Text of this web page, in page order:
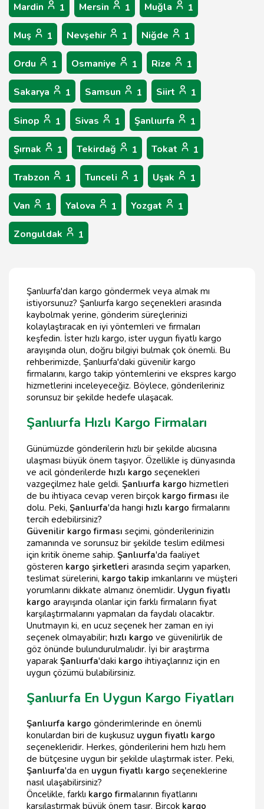
Mardin 1 Mersin 1 Muğla 1
Muş 1 Nevşehir 1 Niğde 1
Ordu 1 Osmaniye 1 Rize 1
Sakarya 1 Samsun 1 Siirt 1
Sinop 1 Sivas 1 Şanlıurfa 1
Şırnak 1 Tekirdağ 1 Tokat 1
Trabzon 1 Tunceli 1 Uşak 1
Van 1 Yalova 1 Yozgat 1
Zonguldak 1
Şanlıurfa'dan kargo göndermek veya almak mı
istiyorsunuz? Şanlıurfa kargo seçenekleri arasında
kaybolmak yerine, gönderim süreçlerinizi
kolaylaştıracak en iyi yöntemleri ve firmaları
keşfedin. İster hızlı kargo, ister uygun fiyatlı kargo
arayışında olun, doğru bilgiyi bulmak çok önemli. Bu
rehberimizde, Şanlıurfa'daki güvenilir kargo
firmalarını, kargo takip yöntemlerini ve ekspres kargo
hizmetlerini inceleyeceğiz. Böylece, gönderileriniz
sorunsuz bir şekilde hedefe ulaşacak.
Şanlıurfa Hızlı Kargo Firmaları
Günümüzde gönderilerin hızlı bir şekilde alıcısına
ulaşması büyük önem taşıyor. Özellikle iş dünyasında
ve acil gönderilerde hızlı kargo seçenekleri
vazgeçilmez hale geldi. Şanlıurfa kargo hizmetleri
de bu ihtiyaca cevap veren birçok kargo firması ile
dolu. Peki, Şanlıurfa'da hangi hızlı kargo firmalarını
tercih edebilirsiniz?
Güvenilir kargo firması seçimi, gönderilerinizin
zamanında ve sorunsuz bir şekilde teslim edilmesi
için kritik öneme sahip. Şanlıurfa'da faaliyet
gösteren kargo şirketleri arasında seçim yaparken,
teslimat sürelerini, kargo takip imkanlarını ve müşteri
yorumlarını dikkate almanız önemlidir. Uygun fiyatlı
kargo arayışında olanlar için farklı firmaların fiyat
karşılaştırmalarını yapmaları da faydalı olacaktır.
Unutmayın ki, en ucuz seçenek her zaman en iyi
seçenek olmayabilir; hızlı kargo ve güvenilirlik de
göz önünde bulundurulmalıdır. İyi bir araştırma
yaparak Şanlıurfa'daki kargo ihtiyaçlarınız için en
uygun çözümü bulabilirsiniz.
Şanlıurfa En Uygun Kargo Fiyatları
Şanlıurfa kargo gönderimlerinde en önemli
konulardan biri de kuşkusuz uygun fiyatlı kargo
seçenekleridir. Herkes, gönderilerini hem hızlı hem
de bütçesine uygun bir şekilde ulaştırmak ister. Peki,
Şanlıurfa'da en uygun fiyatlı kargo seçeneklerine
nasıl ulaşabilirsiniz?
Öncelikle, farklı kargo firmalarının fiyatlarını
karşılaştırmak büyük önem taşır. Birçok kargo